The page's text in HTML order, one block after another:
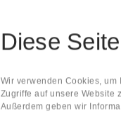
Diese
Wir verwenden Cookies,
Zugriffe auf unsere Website
Außerdem geben wir